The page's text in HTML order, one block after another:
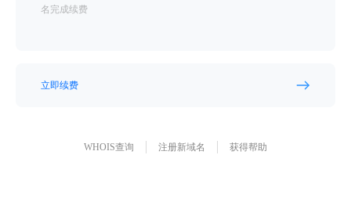
名完成续费
立即续费
WHOIS查询 注册新域名 获得帮助